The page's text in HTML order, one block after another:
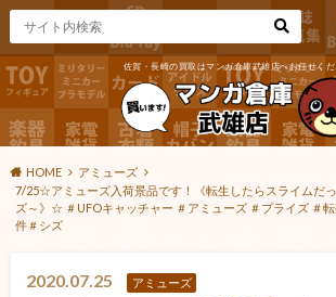
佐賀・長崎の買取はマンガ倉庫武雄店へお任せくだ
HOME
アミューズ
7/25☆アミューズ入荷景品です！《転生したらスライムだ
ズ～》☆ ＃UFOキャッチャー ＃アミューズ ＃プライズ ＃
件＃シズ
2020.07.25 アミューズ